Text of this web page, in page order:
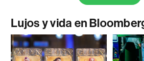
Lujos y vida en